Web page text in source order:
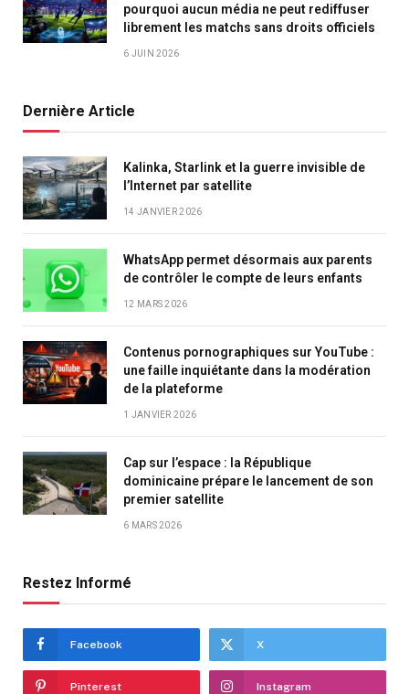
pourquoi aucun média ne peut rediffuser
librement les matchs sans droits officiels
6 JUIN 2026
Dernière Article
Kalinka, Starlink et la guerre invisible de
l’Internet par satellite
14 JANVIER 2026
WhatsApp permet désormais aux parents
de contrôler le compte de leurs enfants
12 MARS 2026
Contenus pornographiques sur YouTube :
une faille inquiétante dans la modération
de la plateforme
1 JANVIER 2026
Cap sur l’espace : la République
dominicaine prépare le lancement de son
premier satellite
6 MARS 2026
Restez Informé
Facebook X
Pinterest Instagram